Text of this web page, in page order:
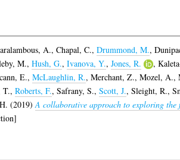
A., Chapal, C., Drummond, M.,
M., Hush, G., Ivanova, Y., Jones, R. ,
E., McLaughlin, R., Merchant, Z., Mozel, A.,
T., Roberts, F., Safrany, S., Scott, J., Sleight, R.,
(2019)A collaborative approach to exploring the